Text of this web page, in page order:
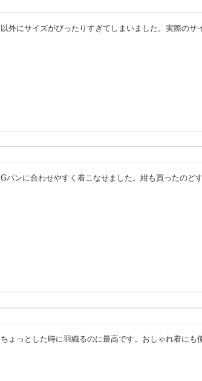
以外にサイズがぴったりすぎてしまいました。実際のサ
Gパンに合わせやすく着こなせました。紺も買ったのど
ちょっとした時に羽織るのに最高です。おしゃれ着にも